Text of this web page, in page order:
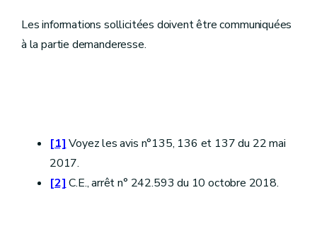
Les informations sollicitées doivent être communiquées
à la partie demanderesse.
[1] Voyez les avis n°135, 136 et 137 du 22 mai
2017.
[2] C.E., arrêt n° 242.593 du 10 octobre 2018.